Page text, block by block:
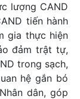
lượng CAND
tiến hành
gia thực hiện
đảm trật tự,
trong sạch,
hệ gắn bó
dân, góp